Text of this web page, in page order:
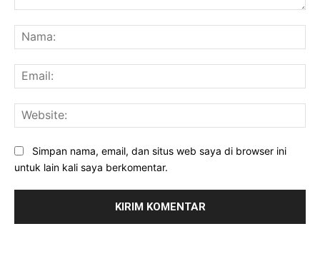
Simpan nama, email, dan situs web saya di browser ini
untuk lain kali saya berkomentar.